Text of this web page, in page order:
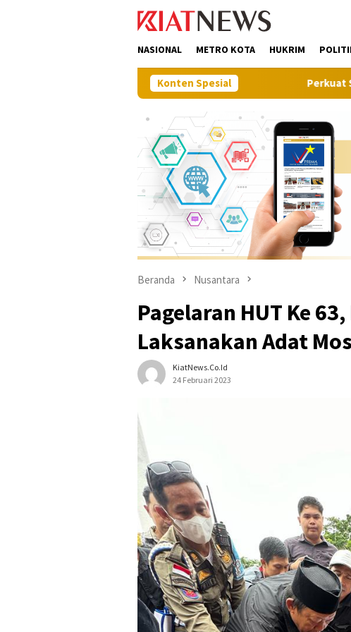
NASIONAL METRO KOTA HUKRIM
Konten SpesialPerkuat Sinergi Pembangunan,
Beranda Nusantara
Pagelaran HUT Ke
Laksanakan Adat
KiatNews.co.id
24 Februari 2023